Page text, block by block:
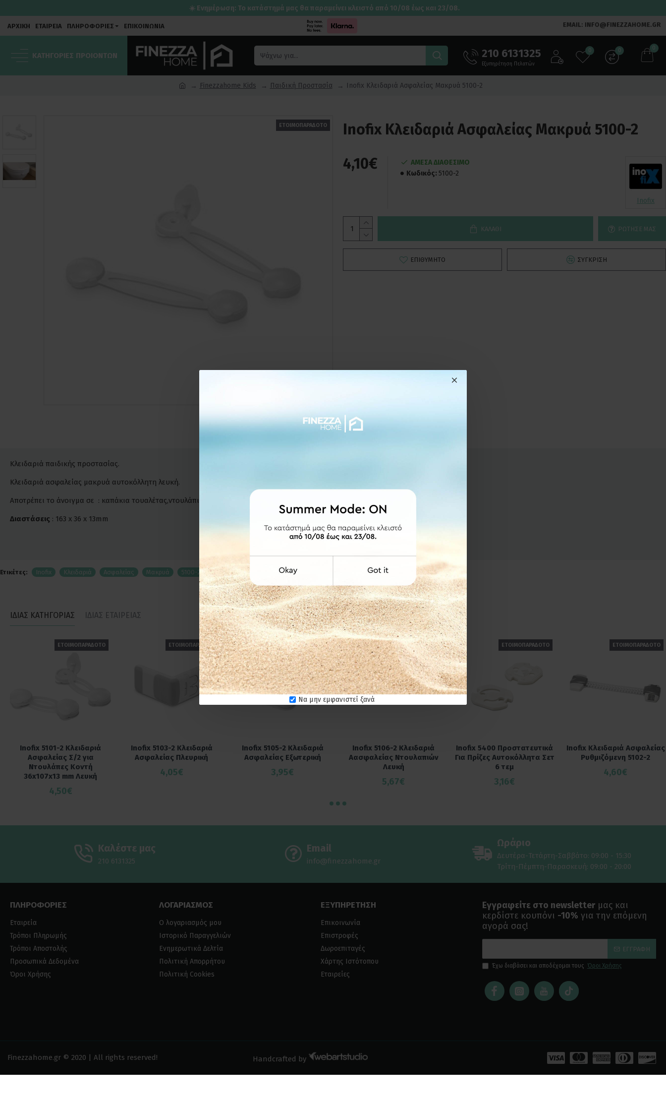
Να μην εμφανιστεί ξανά
☀️ Ενημέρωση: Το κατάστημά μας θα παραμείνει κλειστό από 10/08 έως και 23/08.
ΑΡΧΙΚΗ ΕΤΑΙΡΕΙΑ ΠΛΗΡΟΦΟΡΙΕΣ ΕΠΙΚΟΙΝΩΝΙΑ EMAIL: INFO@FINEZZAHOME.GR
ΚΑΤΗΓΟΡΙΕΣ ΠΡΟΙΟΝΤΩΝ 210 6131325
Εξυπηρέτηση Πελατών
0 0 0
Finezzahome Kids Παιδική Προστασία Inofix Κλειδαριά Ασφαλείας Μακρυά 5100-2
ΕΤΟΙΜΟΠΑΡΑΔΟΤΟ
Inofix Κλειδαριά Ασφαλείας Μακρυά 5100-2
4,10€
ΑΜΕΣΑ ΔΙΑΘΕΣΙΜΟ
Κωδικός: 5100-2
Inofix
ΚΑΛΆΘΙ ΡΏΤΗΣΕ ΜΑΣ
ΕΠΙΘΥΜΗΤΌ ΣΎΓΚΡΙΣΗ
Κλειδαριά παιδικής προστασίας.
Κλειδαριά ασφαλείας μακρυά αυτοκόλλητη λευκή.
Αποτρέπει το άνοιγμα σε : καπάκια τουαλέτας,ντουλάπια,ψυγεία κτλ.
Διαστάσεις : 163 x 36 x 13mm
Ετικέτες: Inofix Κλειδαριά Ασφαλείας Μακρυά 5100-2 Κουζίνα
ΙΔΙΑΣ ΚΑΤΗΓΟΡΙΑΣ ΙΔΙΑΣ ΕΤΑΙΡΕΙΑΣ
ΕΤΟΙΜΟΠΑΡΑΔΟΤΟ
Inofix 5101-2 Κλειδαριά
Ασφαλείας Σ/2 για
Ντουλάπες Κοντή
36x107x13 mm Λευκή
4,50€
ΕΤΟΙΜΟΠΑΡΑΔΟΤΟ
Inofix 5103-2 Κλειδαριά
Ασφαλείας Πλευρική
4,05€
ΕΤΟΙΜΟΠΑΡΑΔΟΤΟ
Inofix 5105-2 Κλειδαριά
Ασφαλείας Εξωτερική
3,95€
ΕΤΟΙΜΟΠΑΡΑΔΟΤΟ
Inofix 5106-2 Κλειδαριά
Αασφαλείας Ντουλαπιών
Λευκή
5,67€
ΕΤΟΙΜΟΠΑΡΑΔΟΤΟ
Inofix 5400 Προστατευτικά
Για Πρίζες Αυτοκόλλητα Σετ
6 τεμ
3,16€
ΕΤΟΙΜΟΠΑΡΑΔΟΤΟ
Inofix Κλειδαριά Ασφαλείας
Ρυθμιζόμενη 5102-2
4,60€
Καλέστε μας
210 6131325
Email
info@finezzahome.gr
Ωράριο
Δευτέρα-Τετάρτη-Σαββάτο: 09:00 - 15:30
Τρίτη-Πέμπτη-Παρασκευή: 09:00 - 20:00
ΠΛΗΡΟΦΟΡΙΕΣ
Εταιρεία
Τρόποι Πληρωμής
Τρόποι Αποστολής
Προσωπικά Δεδομένα
Όροι Χρήσης
ΛΟΓΑΡΙΑΣΜΟΣ
Ο λογαριασμός μου
Ιστορικό Παραγγελιών
Ενημερωτικά Δελτία
Πολιτική Απορρήτου
Πολιτική Cookies
ΕΞΥΠΗΡΕΤΗΣΗ
Επικοινωνία
Επιστροφές
Δωροεπιταγές
Χάρτης Ιστότοπου
Εταιρείες
Εγγραφείτε στο newsletterμας και
κερδίστε κουπόνι -10% για την επόμενη
αγορά σας!
ΕΓΓΡΑΦΉ
Έχω διαβάσει και αποδέχομαι τους Όροι Χρήσης
Finezzahome.gr © 2020 | All rights reserved! Handcrafted by